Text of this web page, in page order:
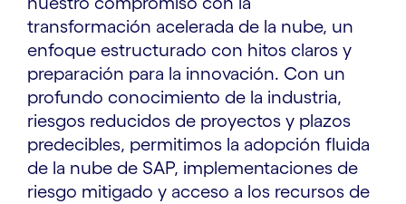
transformación acelerada de la nube, un
enfoque estructurado con hitos claros y
preparación para la innovación. Con un
profundo conocimiento de la industria,
riesgos reducidos de proyectos y plazos
predecibles, permitimos la adopción fluida
de la nube de SAP, implementaciones de
riesgo mitigado y acceso a los recursos de